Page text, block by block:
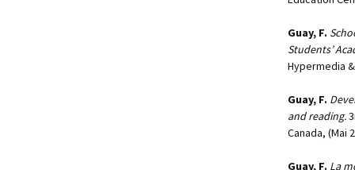
Guay, F.
Students’
Hypermedia
Guay, F.
and reading.
Canada, (Mai
Guay, F. La